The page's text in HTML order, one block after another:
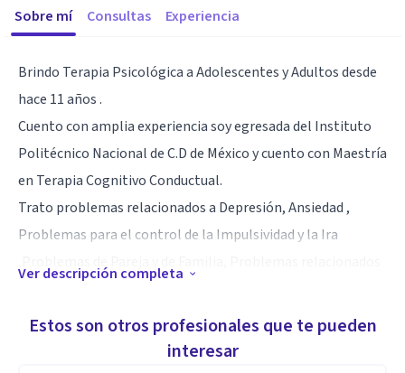
Sobre mí Consultas Experiencia
Brindo Terapia Psicológica a Adolescentes y Adultos desde
hace 11 años .
Cuento con amplia experiencia soy egresada del Instituto
Politécnico Nacional de C.D de México y cuento con Maestría
en Terapia Cognitivo Conductual.
Trato problemas relacionados a Depresión, Ansiedad ,
Problemas para el control de la Impulsividad y la Ira
Emocionales en Adolescentes, Trastorno Límite de la
Ver descripción completa
Estos son otros profesionales que te pueden
interesar